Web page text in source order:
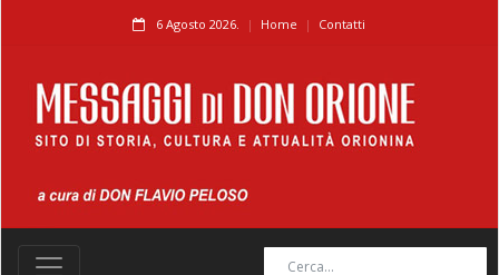
6 Agosto 2026. Home Contatti